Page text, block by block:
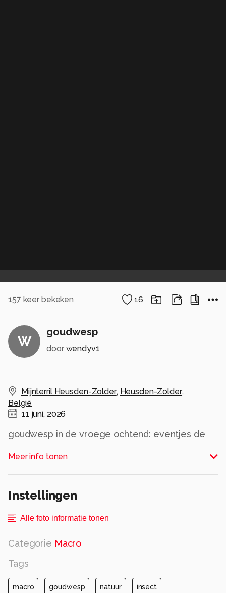
157 keer bekeken 16
W
goudwesp
door wendyv1
Mijnterril Heusden-Zolder, Heusden-Zolder,
België
11 juni, 2026
goudwesp in de vroege ochtend: eventjes de
Meer info tonen
Instellingen
Alle foto informatie tonen
Categorie Macro
Tags
macro goudwesp natuur insect